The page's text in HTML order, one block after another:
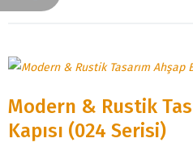
Modern & Rustik
Kapısı (024 Serisi)